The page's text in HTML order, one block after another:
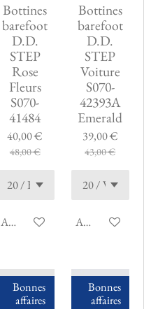
Bottines
barefoot
D.D.
STEP
Rose
Fleurs
S070-
41484
40,00 €
48,00 €
Ajouter au panier
Bottines
barefoot
D.D.
STEP
Voiture
S070-
42393A
Emerald
39,00 €
43,00 €
Ajouter au
Bonnes
affaires
Bonnes
affaires